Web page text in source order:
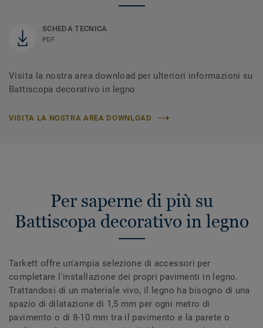
SCHEDA TECNICA
PDF
Visita la nostra area download per ulteriori informazioni su
Battiscopa decorativo in legno
VISITA LA NOSTRA AREA DOWNLOAD
Per saperne di più su
Battiscopa decorativo in legno
Tarkett offre un'ampia selezione di accessori per
completare l'installazione dei propri pavimenti in legno.
Trattandosi di un materiale vivo, il legno ha bisogno di una
spazio di dilatazione di 1,5 mm per ogni metro di
pavimento o di 8-10 mm tra il pavimento e la parete o